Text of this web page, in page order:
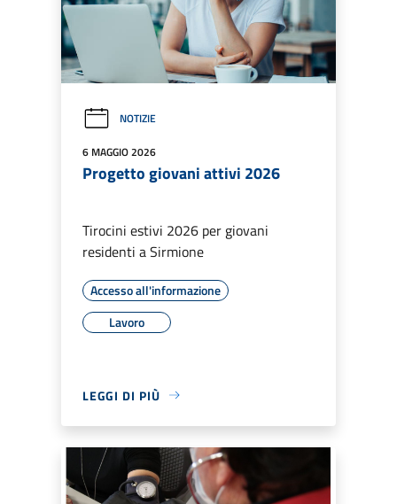
NOTIZIE
6 MAGGIO 2026
Progetto giovani attivi 2026
Tirocini estivi 2026 per giovani
residenti a Sirmione
Accesso all'informazione
Lavoro
LEGGI DI PIÙ